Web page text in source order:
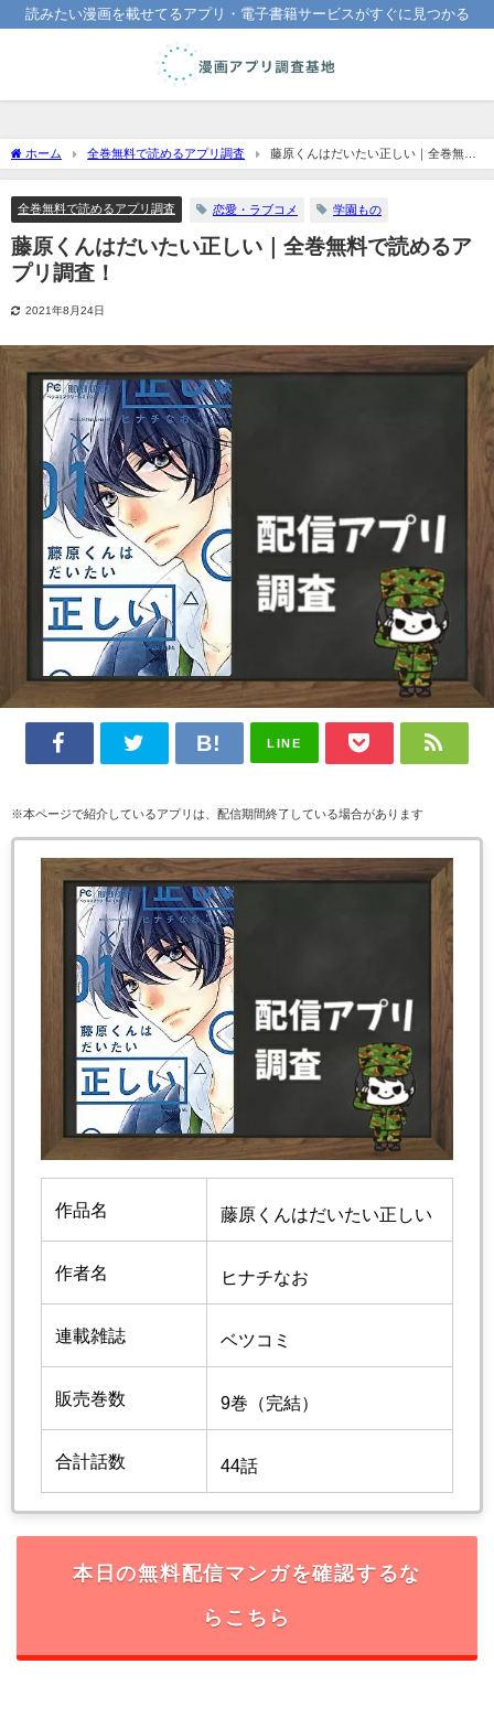
読みたい漫画を載せてるアプリ・電子書籍サービスがすぐに見つかる
ホーム 全巻無料で読めるアプリ調査
藤原くんはだいたい正しい｜全巻無料
で読めるアプリ調査！
全巻無料で読めるアプリ調査 恋愛・ラブコメ 学園もの
藤原くんはだいたい正しい｜全巻無料で読めるア
プリ調査！
2021年8月24日
LINE
※本ページで紹介しているアプリは、配信期間終了している場合があります
作品名 藤原くんはだいたい正しい
作者名 ヒナチなお
連載雑誌 ベツコミ
販売巻数 9巻（完結）
合計話数 44話
本日の無料配信マンガを確認するな
らこちら